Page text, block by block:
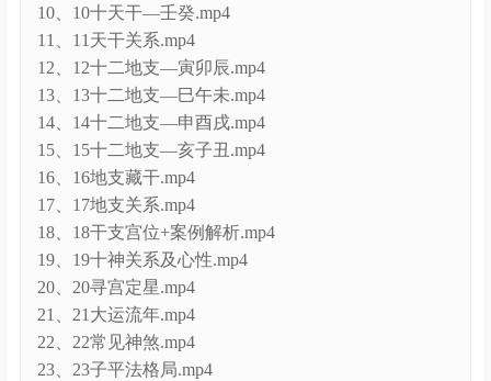
10、10十天干—壬癸.mp4
11、11天干关系.mp4
12、12十二地支—寅卯辰.mp4
13、13十二地支—巳午未.mp4
14、14十二地支—申酉戌.mp4
15、15十二地支—亥子丑.mp4
16、16地支藏干.mp4
17、17地支关系.mp4
18、18干支宫位+案例解析.mp4
19、19十神关系及心性.mp4
20、20寻宫定星.mp4
21、21大运流年.mp4
22、22常见神煞.mp4
23、23子平法格局.mp4